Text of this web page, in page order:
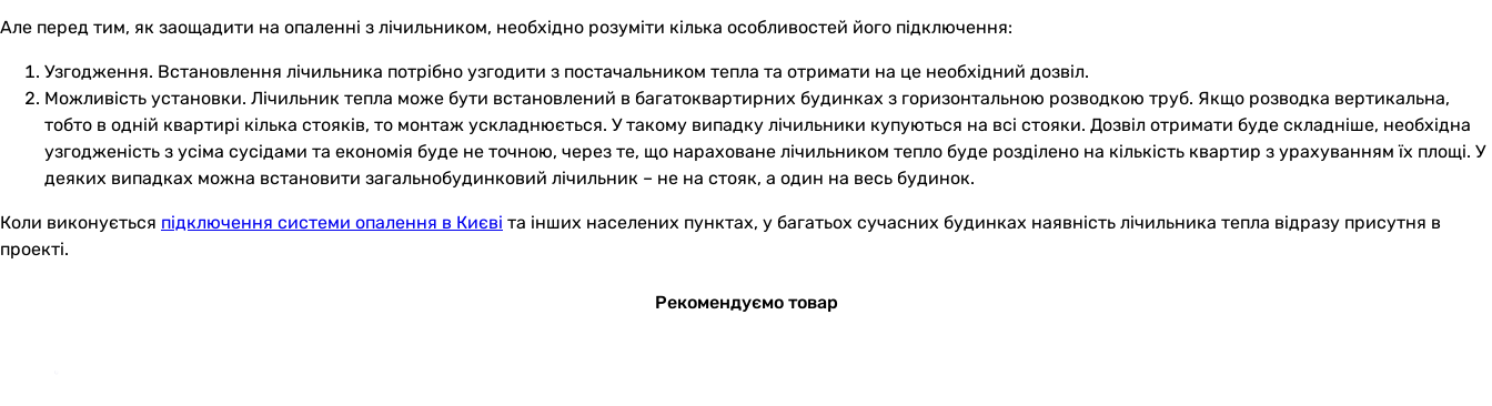
Але перед тим, як заощадити на опаленні з лічильником, необхідно розуміти кілька особливостей його підключення:
Узгодження. Встановлення лічильника потрібно узгодити з постачальником тепла та отримати на це необхідний дозвіл.
Можливість установки. Лічильник тепла може бути встановлений в багатоквартирних будинках з горизонтальною розводкою труб. Якщо розводка вертикальна,
тобто в одній квартирі кілька стояків, то монтаж ускладнюється. У такому випадку лічильники купуються на всі стояки. Дозвіл отримати буде складніше, необхідна
узгодженість з усіма сусідами та економія буде не точною, через те, що нараховане лічильником тепло буде розділено на кількість квартир з урахуванням їх площі. У
деяких випадках можна встановити загальнобудинковий лічильник – не на стояк, а один на весь будинок.
Коли виконується підключення системи опалення в Києві та інших населених пунктах, у багатьох сучасних будинках наявність лічильника тепла відразу присутня в
проекті.
Рекомендуємо товар